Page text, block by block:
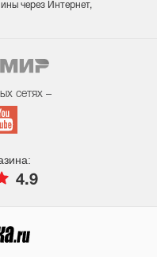
через Интернет,
сетях –
4.9